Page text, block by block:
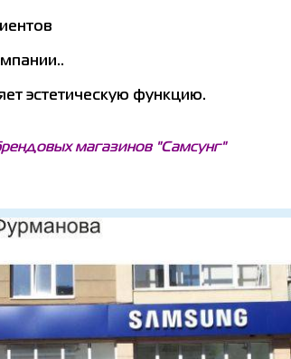
эстетическую функцию.
магазинов "Самсунг"